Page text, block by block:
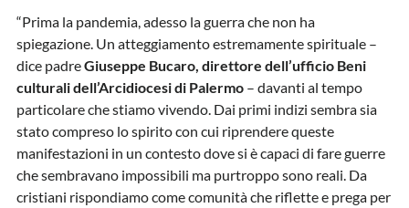
“Prima la pandemia, adesso la guerra che non ha
spiegazione. Un atteggiamento estremamente spirituale –
dice padreGiuseppe Bucaro, direttore dell’ufficio Beni
culturali dell’Arcidiocesi di Palermo– davanti al tempo
particolare che stiamo vivendo. Dai primi indizi sembra sia
stato compreso lo spirito con cui riprendere queste
manifestazioni in un contesto dove si è capaci di fare guerre
che sembravano impossibili ma purtroppo sono reali. Da
cristiani rispondiamo come comunità che riflette e prega per